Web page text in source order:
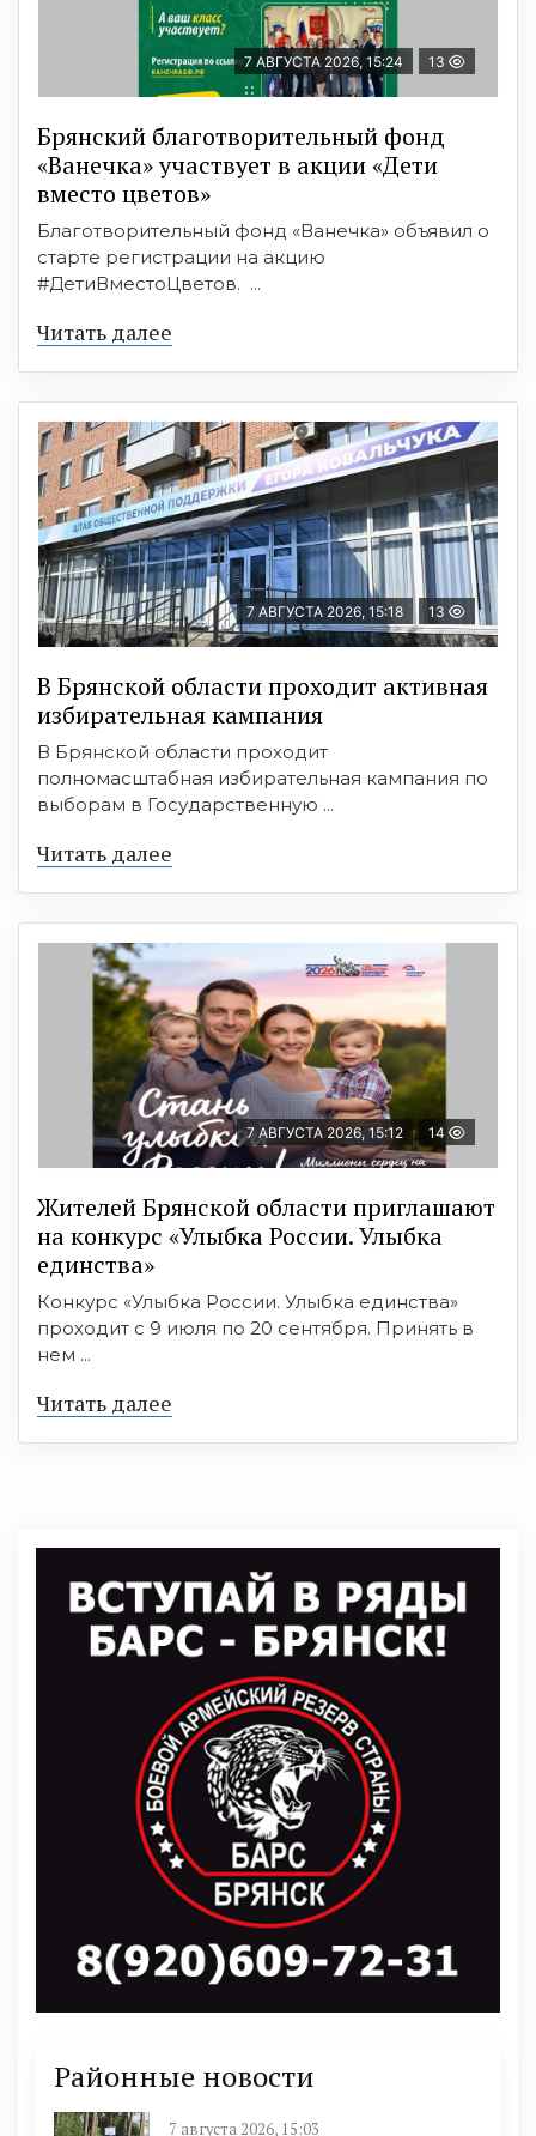
7 АВГУСТА 2026, 15:24 13
Брянский благотворительный фонд
«Ванечка» участвует в акции «Дети
вместо цветов»
Благотворительный фонд «Ванечка» объявил о
старте регистрации на акцию
#ДетиВместоЦветов. ...
Читать далее
7 АВГУСТА 2026, 15:18 13
В Брянской области проходит активная
избирательная кампания
В Брянской области проходит
полномасштабная избирательная кампания по
выборам в Государственную ...
Читать далее
7 АВГУСТА 2026, 15:12 14
Жителей Брянской области приглашают
на конкурс «Улыбка России. Улыбка
единства»
Конкурс «Улыбка России. Улыбка единства»
проходит с 9 июля по 20 сентября. Принять в
нем ...
Читать далее
Районные новости
7 августа 2026, 15:03